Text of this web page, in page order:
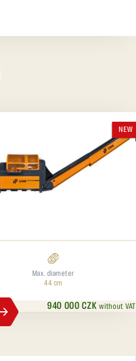
NEW
Max. diameter
44 cm
940 000 CZKwithout VAT